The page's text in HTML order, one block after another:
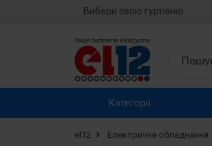
Вибери свою гуртівню
Категорії
el12 Електричне обладнання